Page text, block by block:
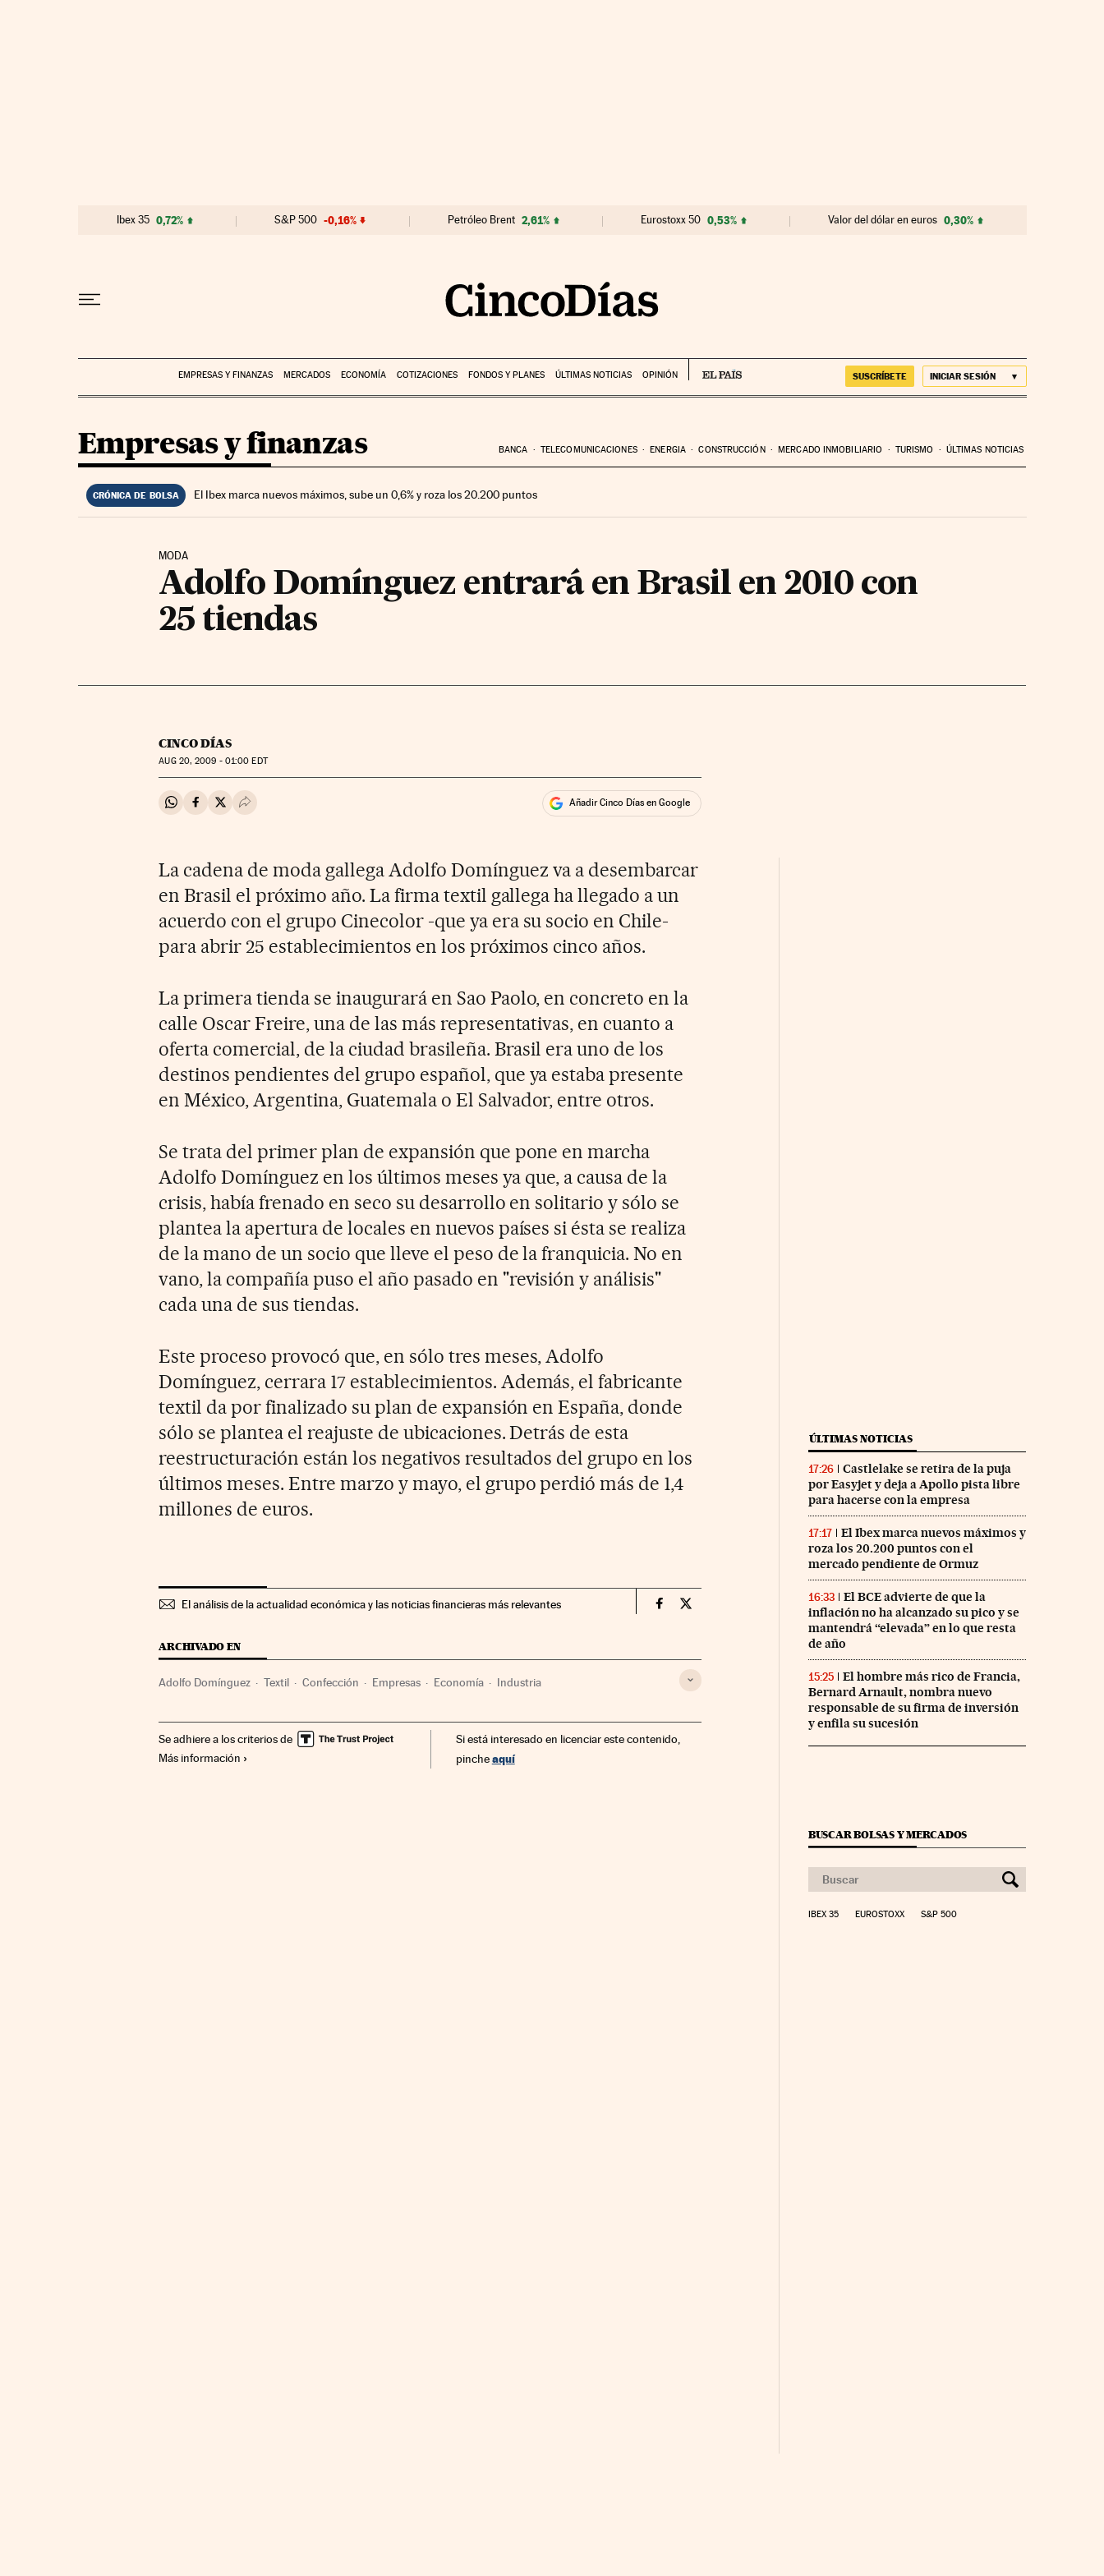
Ibex 35 0,72% S&P 500 -0,16% Petróleo Brent 2,61% Eurostoxx 50 0,53% Valor del dólar en euros 0,30%
EMPRESAS Y FINANZAS MERCADOS ECONOMÍA COTIZACIONES FONDOS Y PLANES ÚLTIMAS NOTICIAS OPINIÓN SUSCRÍBETE INICIAR SESIÓN
Empresas y finanzas BANCA TELECOMUNICACIONES ENERGIA CONSTRUCCIÓN MERCADO INMOBILIARIO TURISMO ÚLTIMAS NOTICIAS
CRÓNICA DE BOLSA El Ibex marca nuevos máximos, sube un 0,6% y roza los 20.200 puntos
MODA
Adolfo Domínguez entrará en Brasil en 2010 con
25 tiendas
CINCO DÍAS
AUG20, 2009 - 01:00 EDT
Compartir en Whatsapp
Compartir en Facebook
Compartir en Twitter
Desplegar Redes Sociales Añadir Cinco Días en Google
La cadena de moda gallega Adolfo Domínguez va a desembarcar
en Brasil el próximo año. La firma textil gallega ha llegado a un
acuerdo con el grupo Cinecolor -que ya era su socio en Chile-
para abrir 25 establecimientos en los próximos cinco años.
La primera tienda se inaugurará en Sao Paolo, en concreto en la
calle Oscar Freire, una de las más representativas, en cuanto a
oferta comercial, de la ciudad brasileña. Brasil era uno de los
destinos pendientes del grupo español, que ya estaba presente
en México, Argentina, Guatemala o El Salvador, entre otros.
Se trata del primer plan de expansión que pone en marcha
Adolfo Domínguez en los últimos meses ya que, a causa de la
crisis, había frenado en seco su desarrollo en solitario y sólo se
plantea la apertura de locales en nuevos países si ésta se realiza
de la mano de un socio que lleve el peso de la franquicia. No en
vano, la compañía puso el año pasado en "revisión y análisis"
cada una de sus tiendas.
Este proceso provocó que, en sólo tres meses, Adolfo
Domínguez, cerrara 17 establecimientos. Además, el fabricante
textil da por finalizado su plan de expansión en España, donde
sólo se plantea el reajuste de ubicaciones. Detrás de esta
reestructuración están los negativos resultados del grupo en los
últimos meses. Entre marzo y mayo, el grupo perdió más de 1,4
millones de euros.
El análisis de la actualidad económica y las noticias financieras más relevantes Companias Cinco Días en Facebook
Companias Cinco Días en Twitter
ARCHIVADO EN
Adolfo Domínguez Textil Confección Empresas Economía Industria
Se adhiere a los criterios de
Más información
Si está interesado en licenciar este contenido,
pincheaquí
ÚLTIMAS NOTICIAS
17:26
Castlelake se retira de la puja
por Easyjet y deja a Apollo pista libre
para hacerse con la empresa
17:17
El Ibex marca nuevos máximos y
roza los 20.200 puntos con el
mercado pendiente de Ormuz
16:33
El BCE advierte de que la
inflación no ha alcanzado su pico y se
mantendrá “elevada” en lo que resta
de año
15:25
El hombre más rico de Francia,
Bernard Arnault, nombra nuevo
responsable de su firma de inversión
y enfila su sucesión
BUSCAR BOLSAS Y MERCADOS
IBEX 35 EUROSTOXX S&P 500